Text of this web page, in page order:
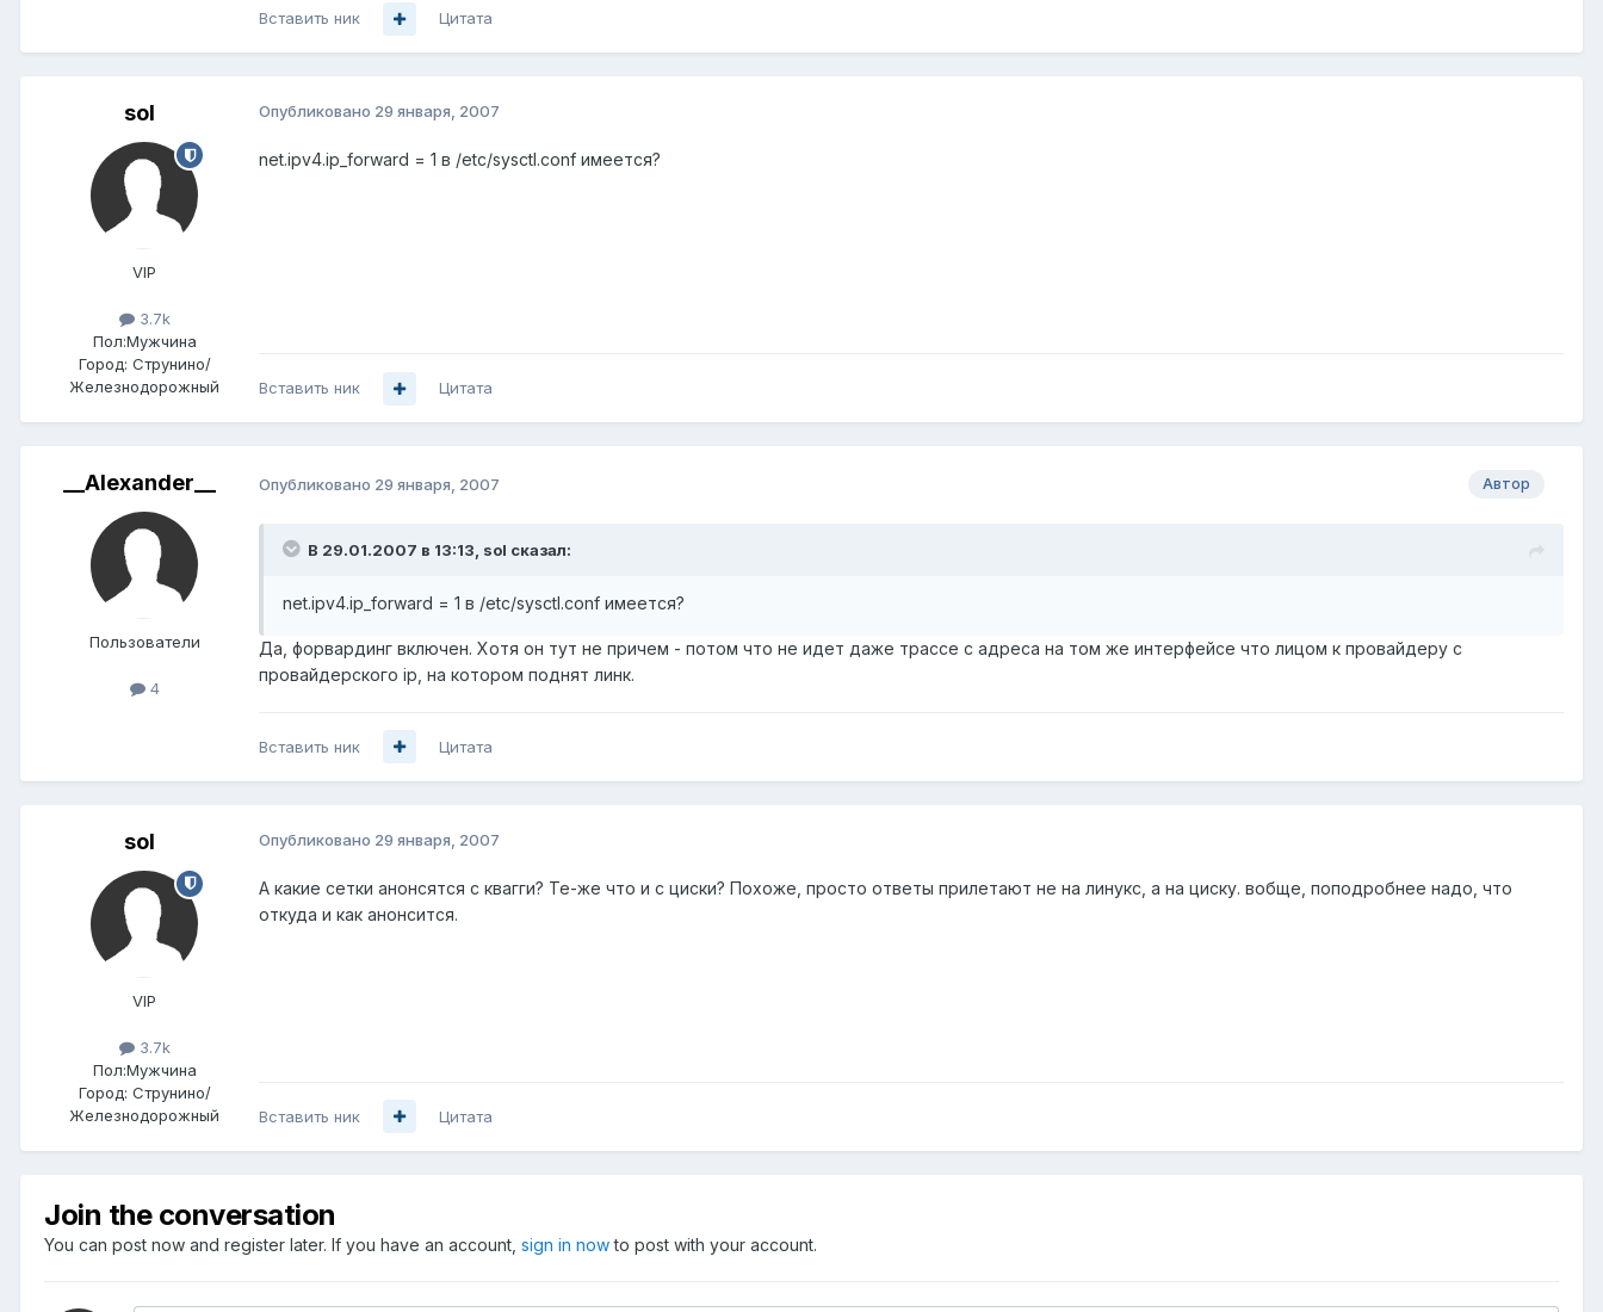
Вставить ник Цитата
sol
VIP
3.7k
Пол:Мужчина
Город: Струнино/
Железнодорожный
Опубликовано 29 января, 2007
net.ipv4.ip_forward = 1 в /etc/sysctl.conf имеется?
Вставить ник Цитата
__Alexander__
Пользователи
4
Автор
Опубликовано 29 января, 2007
В 29.01.2007 в 13:13, sol сказал:
net.ipv4.ip_forward = 1 в /etc/sysctl.conf имеется?
Да, форвардинг включен. Хотя он тут не причем - потом что не идет даже трассе с адреса на том же интерфейсе что лицом к провайдеру с
провайдерского ip, на котором поднят линк.
Вставить ник Цитата
sol
VIP
3.7k
Пол:Мужчина
Город: Струнино/
Железнодорожный
Опубликовано 29 января, 2007
А какие сетки анонсятся с квагги? Те-же что и с циски? Похоже, просто ответы прилетают не на линукс, а на циску. вобще, поподробнее надо, что
откуда и как анонсится.
Вставить ник Цитата
Join the conversation
You can post now and register later. If you have an account, sign in nowto post with your account.